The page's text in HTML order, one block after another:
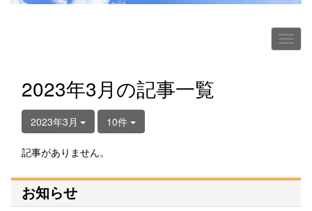
2023年3月の記事一覧
2023年3月 10件
記事がありません。
お知らせ